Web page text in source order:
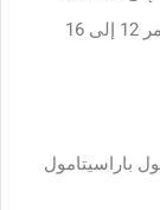
من 10 إلى 15 مللي يوميًا للأطفال في عمر 12 إلى 16
باراسيتامول